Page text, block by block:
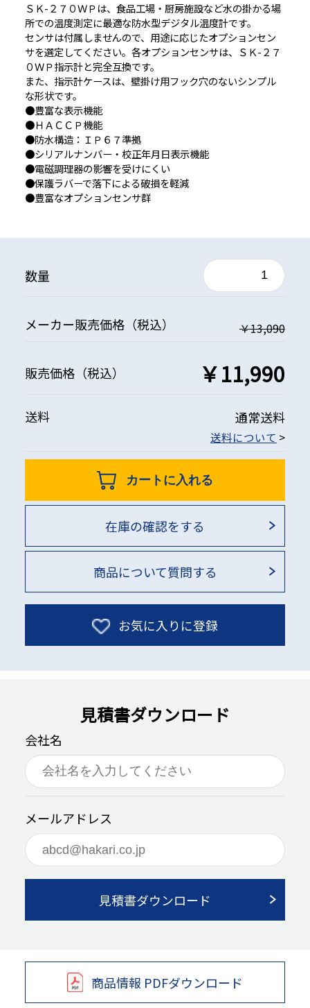
ＳＫ-２７０ＷＰは、食品工場・厨房施設など水の掛かる場
所での温度測定に最適な防水型デジタル温度計です。
センサは付属しませんので、用途に応じたオプションセン
サを選定してください。各オプションセンサは、ＳＫ-２７
０ＷＰ指示計と完全互換です。
また、指示計ケースは、壁掛け用フック穴のないシンプル
な形状です。
●豊富な表示機能
●ＨＡＣＣＰ機能
●防水構造：ＩＰ６７準拠
●シリアルナンバー・校正年月日表示機能
●電磁調理器の影響を受けにくい
●保護ラバーで落下による破損を軽減
●豊富なオプションセンサ群
数量
メーカー販売価格（税込） ￥13,090
販売価格（税込） ￥11,990
送料 通常送料
送料について >
カートに入れる
在庫の確認をする
商品について質問する
お気に入りに登録
見積書ダウンロード
会社名
メールアドレス
見積書ダウンロード
商品情報 PDFダウンロード